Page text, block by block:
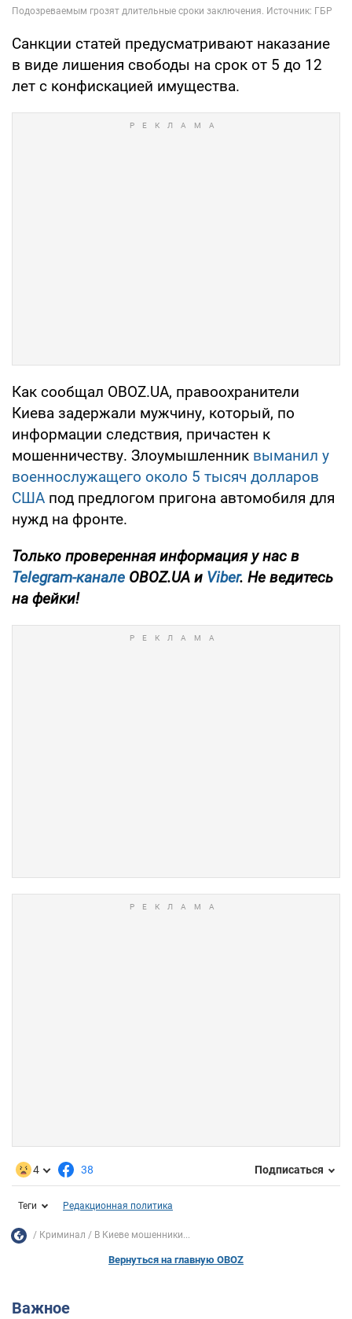
Санкции статей предусматривают наказание
в виде лишения свободы на срок от 5 до 12
лет с конфискацией имущества.
Как сообщал OBOZ.UA, правоохранители
Киева задержали мужчину, который, по
информации следствия, причастен к
мошенничеству. Злоумышленник выманил у
военнослужащего около 5 тысяч долларов
США под предлогом пригона автомобиля для
нужд на фронте.
Только проверенная информация у нас в
Telegram-канале OBOZ.UA и Viber. Не ведитесь
на фейки!
4 38 Подписаться
Теги Редакционная политика
Криминал В Киеве мошенники...
Вернуться на главную OBOZ
Важное